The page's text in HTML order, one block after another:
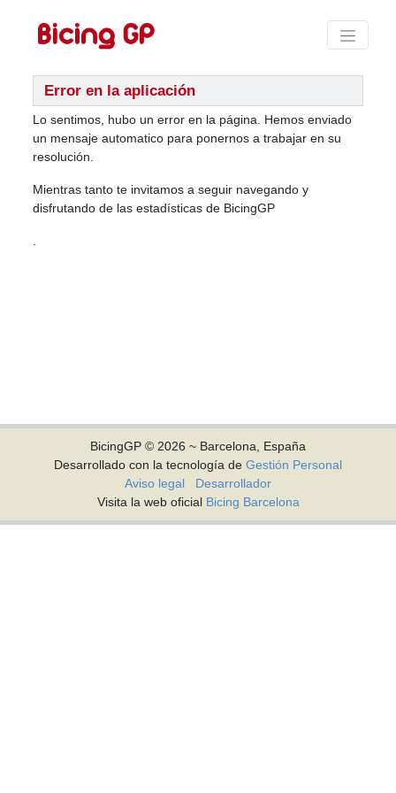
Error en la aplicación
Lo sentimos, hubo un error en la página. Hemos enviado
un mensaje automatico para ponernos a trabajar en su
resolución.
Mientras tanto te invitamos a seguir navegando y
disfrutando de las estadísticas de BicingGP
BicingGP © 2026 ~ Barcelona, España
Desarrollado con la tecnología de Gestión Personal
Aviso legal
Desarrollador
Visita la web oficial Bicing Barcelona